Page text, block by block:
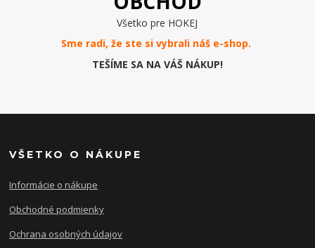
Všetko pre HOKEJ
Sme radi, že ste si vybrali náš e-shop.
TEŠÍME SA NA VÁŠ NÁKUP!
VŠETKO O NÁKUPE
Informácie o nákupe
Obchodné podmienky
Ochrana osobných údajov